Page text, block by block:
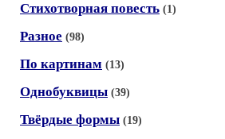
Стихотворная повесть (1)
Разное (98)
По картинам (13)
Однобуквицы (39)
Твёрдые формы (19)